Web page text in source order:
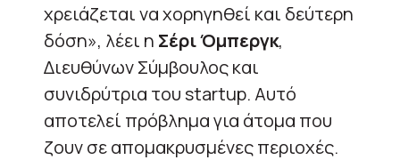
χρειάζεται να χορηγηθεί και δεύτερη
δόση», λέει η Σέρι Όμπεργκ,
Διευθύνων Σύμβουλος και
συνιδρύτρια του startup. Αυτό
αποτελεί πρόβλημα για άτομα που
ζουν σε απομακρυσμένες περιοχές.